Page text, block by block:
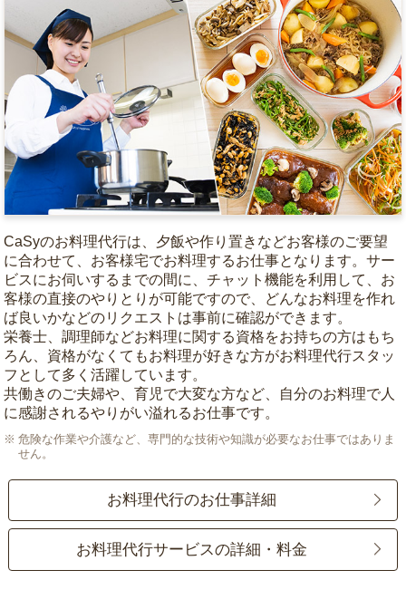
CaSyのお料理代行は、夕飯や作り置きなどお客様のご要望
に合わせて、お客様宅でお料理するお仕事となります。サー
ビスにお伺いするまでの間に、チャット機能を利用して、お
客様の直接のやりとりが可能ですので、どんなお料理を作れ
ば良いかなどのリクエストは事前に確認ができます。
栄養士、調理師などお料理に関する資格をお持ちの方はもち
ろん、資格がなくてもお料理が好きな方がお料理代行スタッ
フとして多く活躍しています。
共働きのご夫婦や、育児で大変な方など、自分のお料理で人
に感謝されるやりがい溢れるお仕事です。
危険な作業や介護など、専門的な技術や知識が必要なお仕事ではありま
せん。
お料理代行のお仕事詳細
お料理代行サービスの詳細・料金